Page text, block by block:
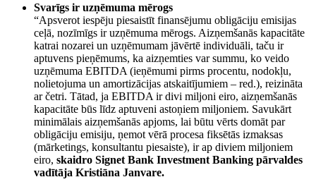
Svarīgs ir uzņēmuma mērogs
“Apsverot iespēju piesais­tīt finansējumu obligāciju emisijas
ceļā, nozīmīgs ir uzņēmuma mērogs. Aizņemšanās kapacitāte
katrai nozarei un uzņēmu­mam jāvērtē individuāli, taču ir
aptuvens pieņēmums, ka aizņemties var summu, ko veido
uzņēmuma EBITDA (ieņēmumi pirms procentu, nodokļu,
nolietojuma un amortizācijas atskaitījumiem – red.), reizināta
ar četri. Tātad, ja EBITDA ir divi miljoni eiro, aizņemšanās
kapacitāte būs līdz aptuveni astoņiem miljoniem. Savukārt
minimālais aizņemšanās apjoms, lai būtu vērts domāt par
obligāciju emisiju, ņemot vērā procesa fiksētās izmaksas
(mārketings, konsultantu piesaiste), ir ap diviem miljoniem
eiro, skaidro Signet Bank Investment Banking pārvaldes
vadītāja Kristiāna Janvare.